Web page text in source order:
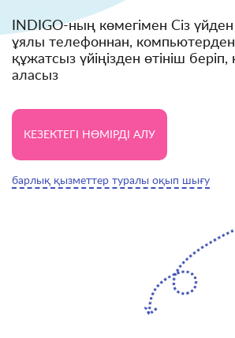
INDIGO-ның көмегімен Сіз
ұялы телефоннан,
құжатсыз үйіңізден өтініш беріп,
аласыз
КЕЗЕКТЕГІ НӨМІРДІ АЛУ
барлық қызметтер туралы оқып шығу